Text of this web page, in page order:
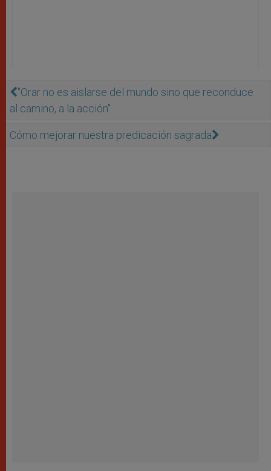
"Orar no es aislarse del mundo sino que reconduce
al camino, a la acción''
Cómo mejorar nuestra predicación sagrada